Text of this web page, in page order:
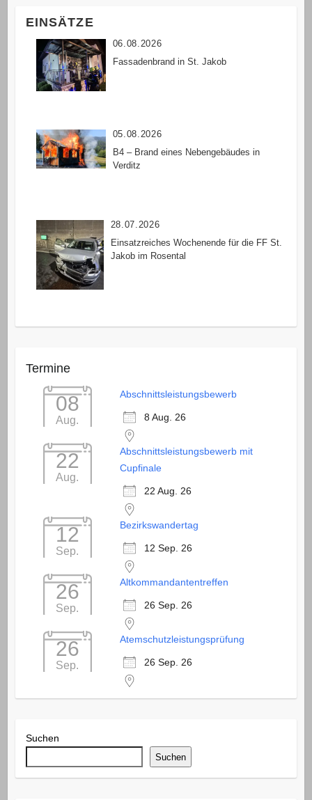
EINSÄTZE
06.08.2026
Fassadenbrand in St. Jakob
05.08.2026
B4 – Brand eines Nebengebäudes in
Verditz
28.07.2026
Einsatzreiches Wochenende für die FF St.
Jakob im Rosental
Termine
08
Aug.
Abschnittsleistungsbewerb
8 Aug. 26
22
Aug.
Abschnittsleistungsbewerb mit
Cupfinale
22 Aug. 26
12
Sep.
Bezirkswandertag
12 Sep. 26
26
Sep.
Altkommandantentreffen
26 Sep. 26
26
Sep.
Atemschutzleistungsprüfung
26 Sep. 26
Suchen
Suchen